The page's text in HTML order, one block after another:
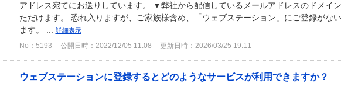
アドレス宛てにお送りしています。 ▼弊社から配信しているメールアドレスのドメイ
ただけます。 恐れ入りますが、ご家族様含め、「ウェブステーション」にご登録がな
ます。 ...
詳細表示
No：5193 公開日時：2022/12/05 11:08 更新日時：2026/03/25 19:11
ウェブステーションに登録するとどのようなサービスが利用できますか？